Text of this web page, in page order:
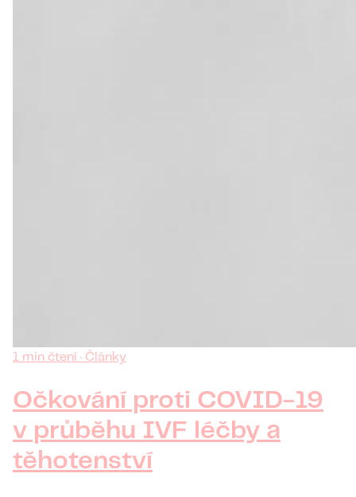
1 min čtení · Články
Očkování proti COVID-19
v průběhu IVF léčby a
těhotenství